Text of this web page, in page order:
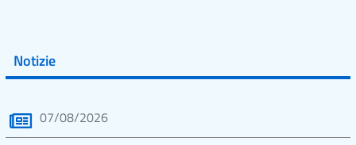
Notizie
07/08/2026